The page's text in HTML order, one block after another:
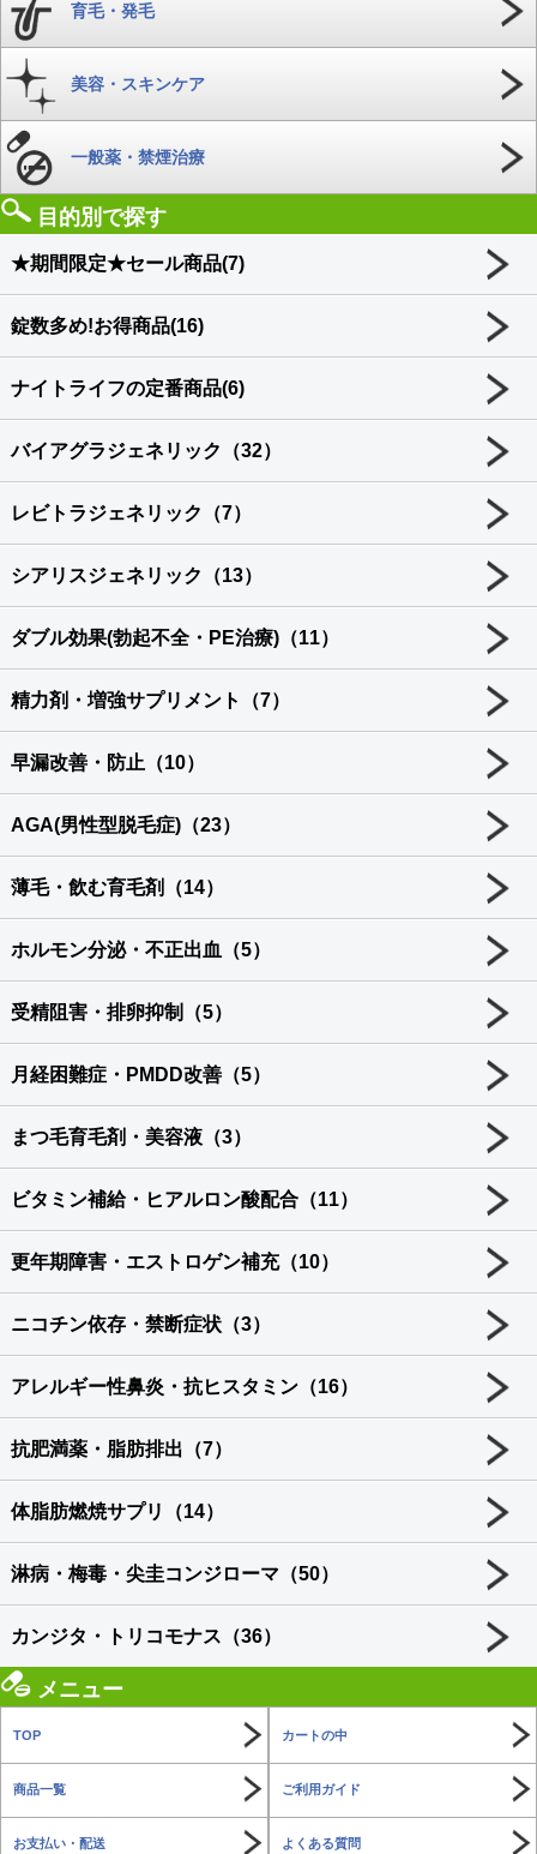
育毛・発毛
美容・スキンケア
一般薬・禁煙治療
目的別で探す
★期間限定★セール商品(7)
錠数多め!お得商品(16)
ナイトライフの定番商品(6)
バイアグラジェネリック（32）
レビトラジェネリック（7）
シアリスジェネリック（13）
ダブル効果(勃起不全・PE治療)（11）
精力剤・増強サプリメント（7）
早漏改善・防止（10）
AGA(男性型脱毛症)（23）
薄毛・飲む育毛剤（14）
ホルモン分泌・不正出血（5）
受精阻害・排卵抑制（5）
月経困難症・PMDD改善（5）
まつ毛育毛剤・美容液（3）
ビタミン補給・ヒアルロン酸配合（11）
更年期障害・エストロゲン補充（10）
ニコチン依存・禁断症状（3）
アレルギー性鼻炎・抗ヒスタミン（16）
抗肥満薬・脂肪排出（7）
体脂肪燃焼サプリ（14）
淋病・梅毒・尖圭コンジローマ（50）
カンジタ・トリコモナス（36）
メニュー
TOP カートの中
商品一覧 ご利用ガイド
お支払い・配送 よくある質問